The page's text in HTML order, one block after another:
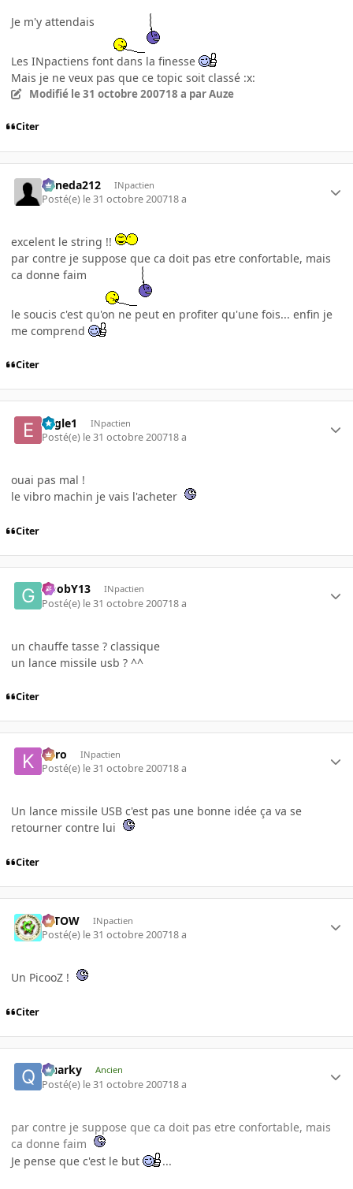
Je m'y attendais
Les INpactiens font dans la finesse
Mais je ne veux pas que ce topic soit classé :x:
Modifié le 31 octobre 200718 a par Auze
Citer
keneda212 INpactien
Posté(e) le 31 octobre 200718 a
excelent le string !!
par contre je suppose que ca doit pas etre confortable, mais
ca donne faim
le soucis c'est qu'on ne peut en profiter qu'une fois... enfin je
me comprend
Citer
Eagle1 INpactien
Posté(e) le 31 octobre 200718 a
ouai pas mal !
le vibro machin je vais l'acheter
Citer
GoobY13 INpactien
Posté(e) le 31 octobre 200718 a
un chauffe tasse ? classique
un lance missile usb ? ^^
Citer
kyro INpactien
Posté(e) le 31 octobre 200718 a
Un lance missile USB c'est pas une bonne idée ça va se
retourner contre lui
Citer
toTOW INpactien
Posté(e) le 31 octobre 200718 a
Un PicooZ !
Citer
Quarky Ancien
Posté(e) le 31 octobre 200718 a
par contre je suppose que ca doit pas etre confortable, mais
ca donne faim
Je pense que c'est le but
...